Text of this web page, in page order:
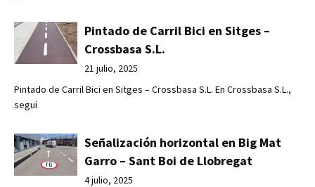
Pintado de Carril Bici en Sitges –
Crossbasa S.L.
21 julio, 2025
Pintado de Carril Bici en Sitges – Crossbasa S.L. En Crossbasa S.L.,
segui
Señalización horizontal en Big Mat
Garro – Sant Boi de Llobregat
4 julio, 2025